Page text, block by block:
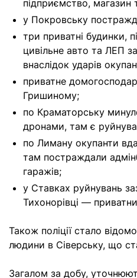
підприємство, магазин
у Покровську
три приватні будинки,
цивільне авто та ЛЕП
внаслідок ударів
приватне
Гришиному;
по Краматорську
дронами, там є
по Лиману окупанти
там постраждали
гаражів;
у Ставках руйнувань
Тихонорівці —
Також поліції стало
людини в Сіверську, що
Загалом за добу,